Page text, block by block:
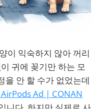
이 익숙하지 않아 꺼리
귀에 꽂기만 하는 모
을 안 할 수가 없었는데
Ad | CONAN